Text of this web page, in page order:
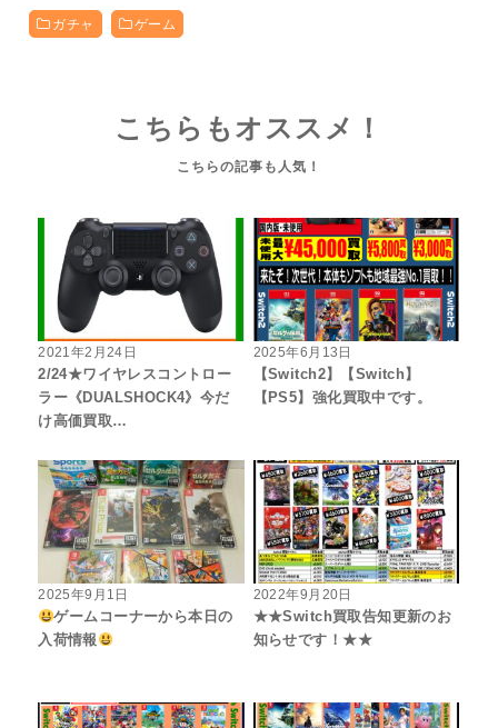
ガチャ ゲーム
こちらもオススメ！
2021年2月24日
2/24★ワイヤレスコントロー
ラー《DUALSHOCK4》今だ
け高価買取…
2025年6月13日
【Switch2】【Switch】
【PS5】強化買取中です。
2025年9月1日
ゲームコーナーから本日の
入荷情報
2022年9月20日
★★Switch買取告知更新のお
知らせです！★★